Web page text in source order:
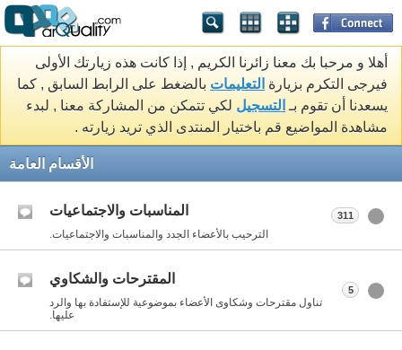
أهلا و مرحبا بك معنا زائرنا الكريم , إذا كانت هذه زيارتك الأولى
فيرجى التكرم بزيارة التعليمات بالضغط على الرابط السابق , كما
يسعدنا أن تقوم بـ التسجيل لكي تتمكن من المشاركة معنا , لبدء
مشاهدة المواضيع قم باختيار المنتدى الذي تريد زيارته .
الأقسام العامة
المناسبات والاجتماعيات
الترحيب بالأعضاء الجدد والمناسبات والاجتماعيات.
311
المقترحات والشكاوي
تناول مقترحات وشكاوى الأعضاء بموضوعية للإستفادة بها والرد
عليها.
5